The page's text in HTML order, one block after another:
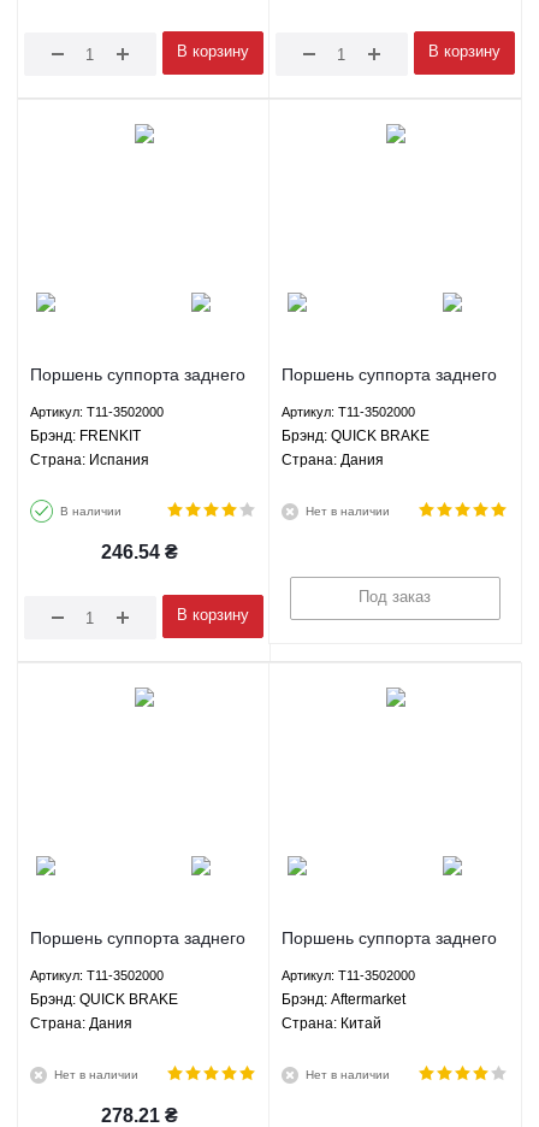
В корзину В корзину
Поршень суппорта заднего
3502000 FRENKIT
Артикул: T11-3502000
Брэнд: FRENKIT
Страна: Испания
В наличии
246.54 ₴
В корзину
Поршень суппорта заднего
3502000 QUICK BRAKE
Артикул: T11-3502000
Брэнд: QUICK BRAKE
Страна: Дания
Нет в наличии
Под заказ
Поршень суппорта заднего
3502000 QUICK BRAKE
Артикул: T11-3502000
Брэнд: QUICK BRAKE
Страна: Дания
Нет в наличии
278.21 ₴
Поршень суппорта заднего
3502000 Aftermarket
Артикул: T11-3502000
Брэнд: Aftermarket
Страна: Китай
Нет в наличии